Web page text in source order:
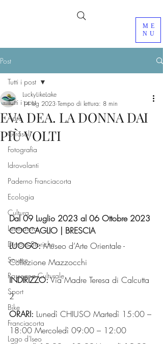
ME
NU
Post
Tutti i post
Adro
Girasoli
Fotografia
Idrovolanti
Paderno Franciacorta
Ecologia
Cultura
Letteratura
Dimore Storiche
Sovere
Rassegna Culturale
Sport
Bike
Franciacorta
Lago d'Iseo
Tutti i post
EVA DEA. LA DONNA DAI
PIÙ VOLTI
LuckyLikeLake
14 lug 2023 Tempo di lettura: 8 min
Dal 09 Luglio 2023 al 06 Ottobre 2023
COCCAGLIO | BRESCIA
LUOGO: Museo d’Arte Orientale -
Collezione Mazzocchi
INDIRIZZO: Via Madre Teresa di Calcutta
2
ORARI: Lunedì CHIUSO Martedì 15:00 –
18:00 Mercoledì 09:00 – 12:00